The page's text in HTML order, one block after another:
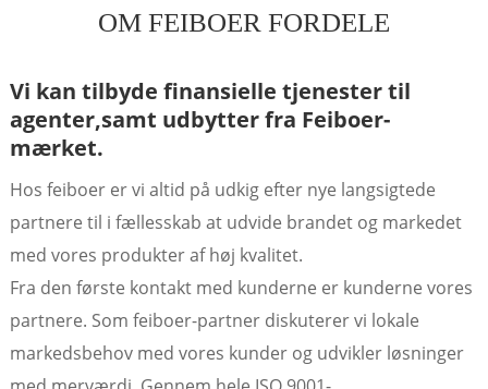
OM FEIBOER FORDELE
Vi kan tilbyde finansielle tjenester til
agenter,samt udbytter fra Feiboer-
mærket.
Hos feiboer er vi altid på udkig efter nye langsigtede
partnere til i fællesskab at udvide brandet og markedet
med vores produkter af høj kvalitet.
Fra den første kontakt med kunderne er kunderne vores
partnere. Som feiboer-partner diskuterer vi lokale
markedsbehov med vores kunder og udvikler løsninger